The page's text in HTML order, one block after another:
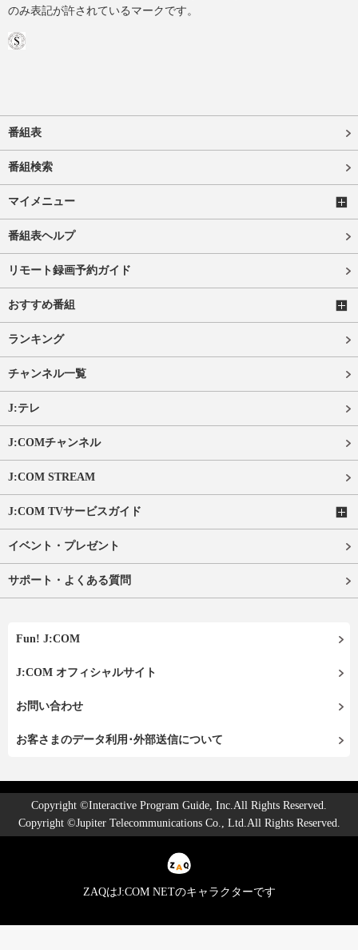
のみ表記が許されているマークです。
番組表
番組検索
マイメニュー
番組表ヘルプ
リモート録画予約ガイド
おすすめ番組
ランキング
チャンネル一覧
J:テレ
J:COMチャンネル
J:COM STREAM
J:COM TVサービスガイド
イベント・プレゼント
サポート・よくある質問
Fun! J:COM
J:COM オフィシャルサイト
お問い合わせ
お客さまのデータ利用･外部送信について
Copyright ©Interactive Program Guide, Inc.All Rights Reserved.
Copyright ©Jupiter Telecommunications Co., Ltd.All Rights Reserved.
ZAQはJ:COM NETのキャラクターです